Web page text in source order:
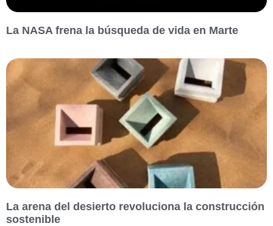
La NASA frena la búsqueda de vida en Marte
La arena del desierto revoluciona la construcción
sostenible